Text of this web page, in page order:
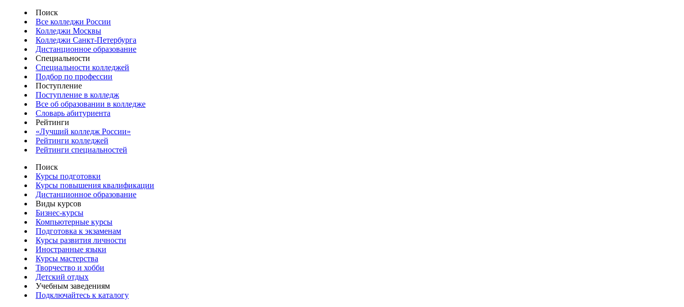
Поиск
Все колледжи России
Колледжи Москвы
Колледжи Санкт-Петербурга
Дистанционное образование
Специальности
Специальности колледжей
Подбор по профессии
Поступление
Поступление в колледж
Все об образовании в колледже
Словарь абитуриента
Рейтинги
«Лучший колледж России»
Рейтинги колледжей
Рейтинги специальностей
Поиск
Курсы подготовки
Курсы повышения квалификации
Дистанционное образование
Виды курсов
Бизнес-курсы
Компьютерные курсы
Подготовка к экзаменам
Курсы развития личности
Иностранные языки
Курсы мастерства
Творчество и хобби
Детский отдых
Учебным заведениям
Подключайтесь к каталогу